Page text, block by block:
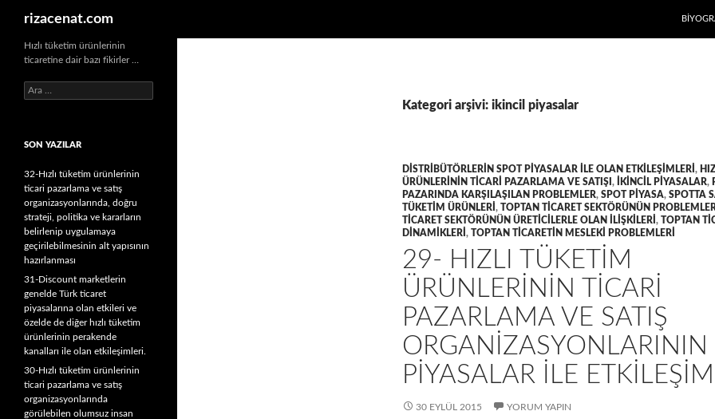
rizacenat.com
Kategori arşivi: ikincil piyasalar
DISTRIBÜTÖRLERIN SPOT PIYASALAR ILE OLAN ETKILEŞIMLERI ,
ÜRÜNLERININ TICARI PAZARLAMA VE SATIŞI , IKINCIL PIYASALAR,
PAZARINDA KARŞILAŞILAN PROBLEMLER, SPOT PIYASA, SPOTTA
TÜKETIM ÜRÜNLERI , TOPTAN TICARET SEKTÖRÜNÜN
TICARET SEKTÖRÜNÜN ÜRETICILERLE OLAN ILIŞKILERI , TOPTAN
DINAMIKLERI , TOPTAN TICARETIN MESLEKI PROBLEMLERI
29- HIZLI TÜKETIM
ÜRÜNLERININ TICARI
PAZARLAMA VE SATIŞ
ORGANIZASYONLARININ
PIYASALAR ILE ETKILEŞIMI
30 EYLÜL 2015 YORUM YAPIN
Hızlı tüketim ürünlerinin
ticaretine dair bazı fikirler …
A
r
a
SON YAZILAR
32-Hızlı tüketim ürünlerinin
ticari pazarlama ve satış
organizasyonlarında, doğru
strateji, politika ve kararların
belirlenip uygulamaya
geçirilebilmesinin alt yapısının
hazırlanması
31-Discount marketlerin
genelde Türk ticaret
piyasalarına olan etkileri ve
özelde de diğer hızlı tüketim
ürünlerinin perakende
kanalları ile olan etkileşimleri.
30-Hızlı tüketim ürünlerinin
ticari pazarlama ve satış
organizasyonlarında
görülebilen olumsuz insan